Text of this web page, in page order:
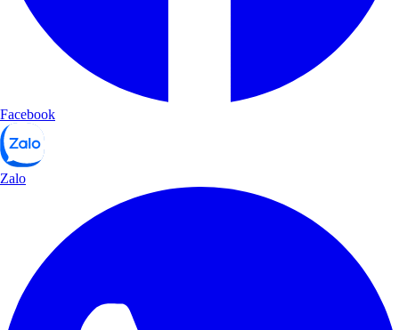
Facebook
Zalo